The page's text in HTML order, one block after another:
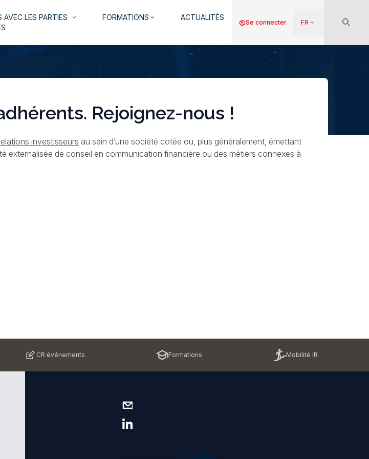
AVEC LES PARTIES
keyboard_arrow_down FORMATIONS keyboard_arrow_down ACTUALITÉS
Menu
compte
account_circleSe connecter FR keyboard_arrow_down
Rejoignez-nous !
investisseurs au sein d’une société cotée ou, plus généralement, émettant
externalisée de conseil en communication financière ou des métiers connexes à
CR événements Formations Mobilité IR